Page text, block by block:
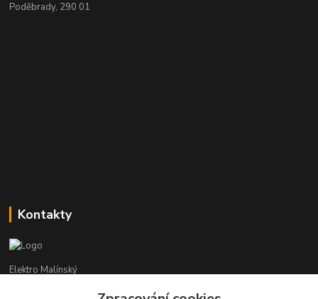
Poděbrady, 290 01
Kontakty
Elektro Malínský